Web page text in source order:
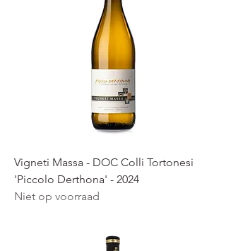
Vigneti Massa - DOC Colli Tortonesi
'Piccolo Derthona' - 2024
Niet op voorraad